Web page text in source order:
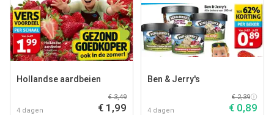
Hollandse aardbeien
4 dagen
€ 3,49
€ 1,99
Ben & Jerry's
4 dagen
€ 2,39
€ 0,89